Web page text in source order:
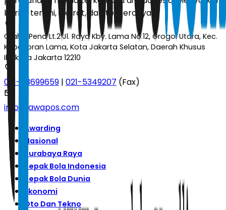
berita terkini, akurat, dan terpercaya.
Graha Pena Lt.2 Jl. Raya Kby. Lama No.12, Grogol Utara, Kec.
Kebayoran Lama, Kota Jakarta Selatan, Daerah Khusus
Ibukota Jakarta 12210
021-53699659 | 021-5349207 (Fax)
info@jawapos.com
Awarding
Nasional
Surabaya Raya
Sepak Bola Indonesia
Sepak Bola Dunia
Ekonomi
Oto Dan Tekno